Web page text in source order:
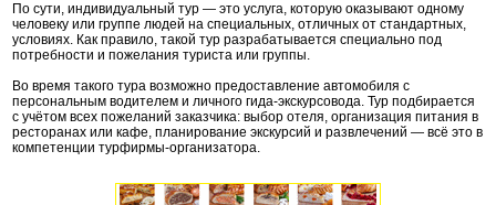
По сути, индивидуальный тур — это услуга, которую оказывают одному
человеку или группе людей на специальных, отличных от стандартных,
условиях. Как правило, такой тур разрабатывается специально под
потребности и пожелания туриста или группы.
Во время такого тура возможно предоставление автомобиля с
персональным водителем и личного гида-экскурсовода. Тур подбирается
с учётом всех пожеланий заказчика: выбор отеля, организация питания в
ресторанах или кафе, планирование экскурсий и развлечений — всё это в
компетенции турфирмы-организатора.